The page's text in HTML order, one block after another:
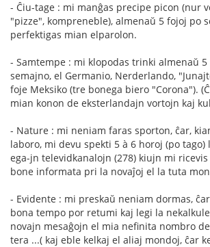
- Ĉiu-tage : mi manĝas precipe picon (nur
"pizze", kompreneble), almenaŭ 5 fojoj po
perfektigas mian elparolon.
- Samtempe : mi klopodas trinki almenaŭ
semajno, el Germanio, Nerderlando,
foje Meksiko (tre bonega biero "Corona").
mian konon de eksterlandajn vortojn kaj
- Nature : mi neniam faras sporton, ĉar,
laboro, mi devu spekti 5 à 6 horoj (po
ega-jn televidkanalojn (278) kiujn mi
bone informata pri la novaĵoj el la tuta
- Evidente : mi preskaŭ neniam dormas,
bona tempo por retumi kaj legi la
novajn mesaĝojn el mia nefinita nombro
tera ...( kaj eble kelkaj el aliaj mondoj, ĉar